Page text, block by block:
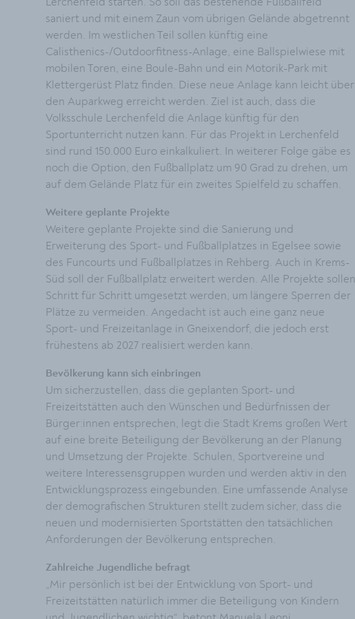
saniert und mit einem Zaun vom übrigen Gelände abgetrennt
werden. Im westlichen Teil sollen künftig eine
Calisthenics-/Outdoorfitness-Anlage, eine Ballspielwiese mit
mobilen Toren, eine Boule-Bahn und ein Motorik-Park mit
Klettergerüst Platz finden. Diese neue Anlage kann leicht über
den Auparkweg erreicht werden. Ziel ist auch, dass die
Volksschule Lerchenfeld die Anlage künftig für den
Sportunterricht nutzen kann. Für das Projekt in Lerchenfeld
sind rund 150.000 Euro einkalkuliert. In weiterer Folge gäbe es
noch die Option, den Fußballplatz um 90 Grad zu drehen, um
auf dem Gelände Platz für ein zweites Spielfeld zu schaffen.
Weitere geplante Projekte
Weitere geplante Projekte sind die Sanierung und
Erweiterung des Sport- und Fußballplatzes in Egelsee sowie
des Funcourts und Fußballplatzes in Rehberg. Auch in Krems-
Süd soll der Fußballplatz erweitert werden. Alle Projekte sollen
Schritt für Schritt umgesetzt werden, um längere Sperren der
Plätze zu vermeiden. Angedacht ist auch eine ganz neue
Sport- und Freizeitanlage in Gneixendorf, die jedoch erst
frühestens ab 2027 realisiert werden kann.
Bevölkerung kann sich einbringen
Um sicherzustellen, dass die geplanten Sport- und
Freizeitstätten auch den Wünschen und Bedürfnissen der
Bürger:innen entsprechen, legt die Stadt Krems großen Wert
auf eine breite Beteiligung der Bevölkerung an der Planung
und Umsetzung der Projekte. Schulen, Sportvereine und
weitere Interessensgruppen wurden und werden aktiv in den
Entwicklungsprozess eingebunden. Eine umfassende Analyse
der demografischen Strukturen stellt zudem sicher, dass die
neuen und modernisierten Sportstätten den tatsächlichen
Anforderungen der Bevölkerung entsprechen.
Zahlreiche Jugendliche befragt
„Mir persönlich ist bei der Entwicklung von Sport- und
Freizeitstätten natürlich immer die Beteiligung von Kindern